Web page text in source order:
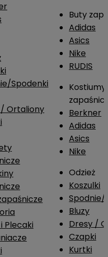
Spodenki
Ortaliony
Plecaki
Buty
Adidas
Asics
Nike
RUDIS
Kostiumy
Berkner
Adidas
Asics
Nike
Odzież
Koszulki
Spodnie/
Bluzy
Dresy /
Czapki
Kurtki